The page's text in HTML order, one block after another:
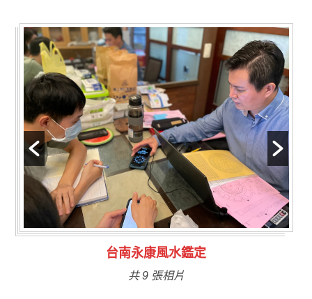
台南永康風水鑑定
共 9 張相片